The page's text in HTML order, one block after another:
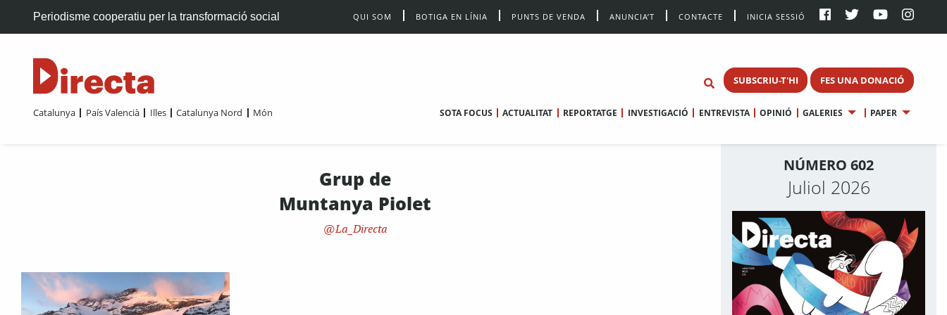
Periodisme cooperatiu per la transformació social QUI SOM BOTIGA EN LÍNIA PUNTS DE VENDA ANUNCIA’T CONTACTE INICIA SESSIÓ
SUBSCRIU-T'HI FES UNA DONACIÓ
Catalunya País Valencià Illes Catalunya Nord Món SOTA FOCUS ACTUALITAT REPORTATGE INVESTIGACIÓ ENTREVISTA OPINIÓ GALERIES PAPER
Grup de
Muntanya Piolet
La_Directa
NÚMERO 602
Juliol 2026